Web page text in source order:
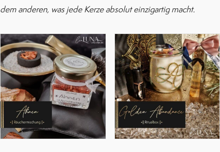
dem anderen, was jede Kerze absolut einzigartig macht.